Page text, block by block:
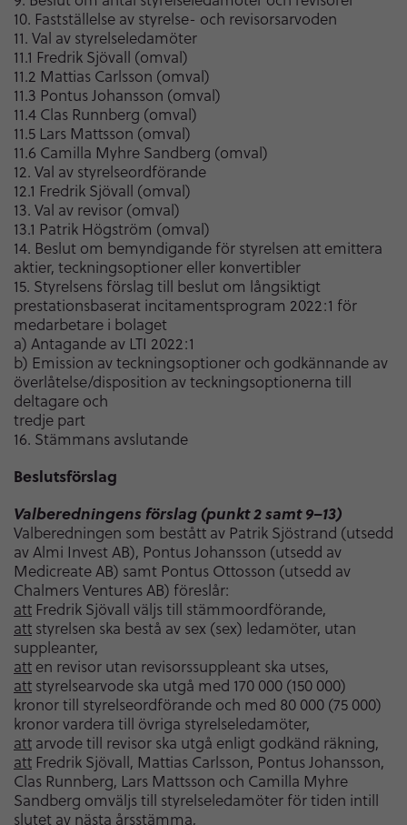
10. Fastställelse av styrelse- och revisorsarvoden
11. Val av styrelseledamöter
11.1 Fredrik Sjövall (omval)
11.2 Mattias Carlsson (omval)
11.3 Pontus Johansson (omval)
11.4 Clas Runnberg (omval)
11.5 Lars Mattsson (omval)
11.6 Camilla Myhre Sandberg (omval)
12. Val av styrelseordförande
12.1 Fredrik Sjövall (omval)
13. Val av revisor (omval)
13.1 Patrik Högström (omval)
14. Beslut om bemyndigande för styrelsen att emittera
aktier, teckningsoptioner eller konvertibler
15. Styrelsens förslag till beslut om långsiktigt
prestationsbaserat incitamentsprogram 2022:1 för
medarbetare i bolaget
a) Antagande av LTI 2022:1
b) Emission av teckningsoptioner och godkännande av
överlåtelse/disposition av teckningsoptionerna till
deltagare och
tredje part
16. Stämmans avslutande
Beslutsförslag
Valberedningens förslag (punkt 2 samt 9–13)
Valberedningen som bestått av Patrik Sjöstrand (utsedd
av Almi Invest AB), Pontus Johansson (utsedd av
Medicreate AB) samt Pontus Ottosson (utsedd av
Chalmers Ventures AB) föreslår:
att Fredrik Sjövall väljs till stämmoordförande,
att styrelsen ska bestå av sex (sex) ledamöter, utan
suppleanter,
att en revisor utan revisorssuppleant ska utses,
att styrelsearvode ska utgå med 170 000 (150 000)
kronor till styrelseordförande och med 80 000 (75 000)
kronor vardera till övriga styrelseledamöter,
att arvode till revisor ska utgå enligt godkänd räkning,
att Fredrik Sjövall, Mattias Carlsson, Pontus Johansson,
Clas Runnberg, Lars Mattsson och Camilla Myhre
Sandberg omväljs till styrelseledamöter för tiden intill
slutet av nästa årsstämma,